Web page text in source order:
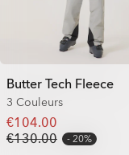
Butter Tech Fleece
3 Couleurs
€104.00
€130.00
20%